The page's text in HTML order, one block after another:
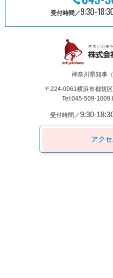
受付時間／9:30-
神奈川県知事
〒224-0061横浜市都筑
Tel:045-509-1009
受付時間／9:30-
アク